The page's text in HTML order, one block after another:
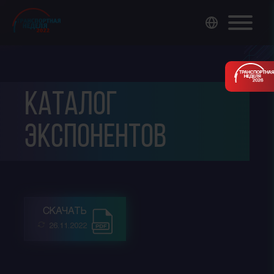
Каталог
экспонентов
СКАЧАТЬ
26.11.2022